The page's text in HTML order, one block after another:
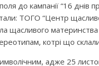
до кампанії “16 днів
ТОГО “Центр
щасливого
котрі що
адже 25